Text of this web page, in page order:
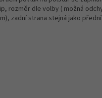
rozměr dle volby ( možná
zadní strana stejná jako přední.